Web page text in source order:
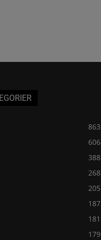
863
606
388
268
205
187
181
179